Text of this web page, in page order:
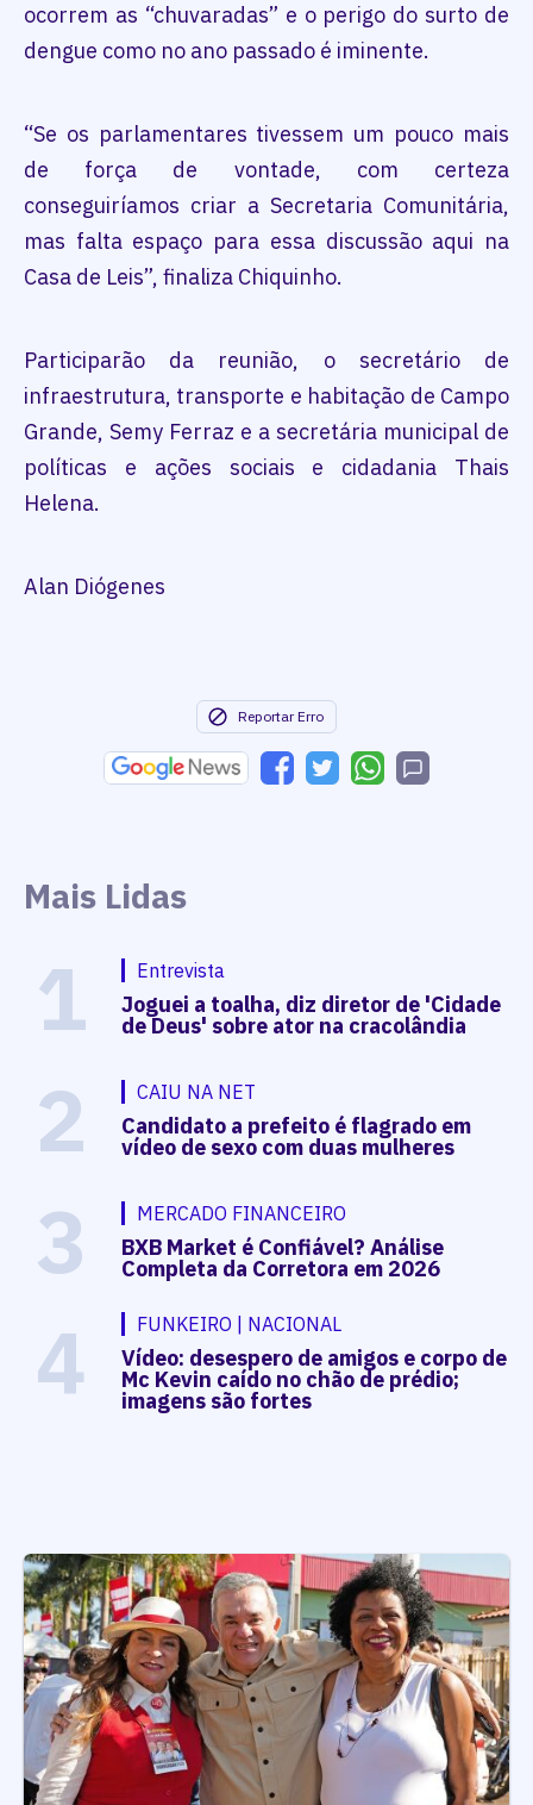
ocorrem as “chuvaradas” e o perigo do surto de
dengue como no ano passado é iminente.
“Se os parlamentares tivessem um pouco mais
de força de vontade, com certeza
conseguiríamos criar a Secretaria Comunitária,
mas falta espaço para essa discussão aqui na
Casa de Leis”, finaliza Chiquinho.
Participarão da reunião, o secretário de
infraestrutura, transporte e habitação de Campo
Grande, Semy Ferraz e a secretária municipal de
políticas e ações sociais e cidadania Thais
Helena.
Alan Diógenes
Reportar Erro
Mais Lidas
1 Entrevista
Joguei a toalha, diz diretor de 'Cidade
de Deus' sobre ator na cracolândia
2 CAIU NA NET
Candidato a prefeito é flagrado em
vídeo de sexo com duas mulheres
3 MERCADO FINANCEIRO
BXB Market é Confiável? Análise
Completa da Corretora em 2026
4 FUNKEIRO | NACIONAL
Vídeo: desespero de amigos e corpo de
Mc Kevin caído no chão de prédio;
imagens são fortes